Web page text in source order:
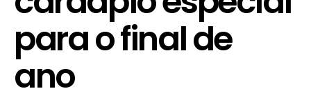
para o final de
ano